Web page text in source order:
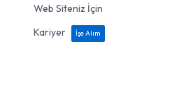
Web Siteniz İçin
Kariyer
İşe Alım